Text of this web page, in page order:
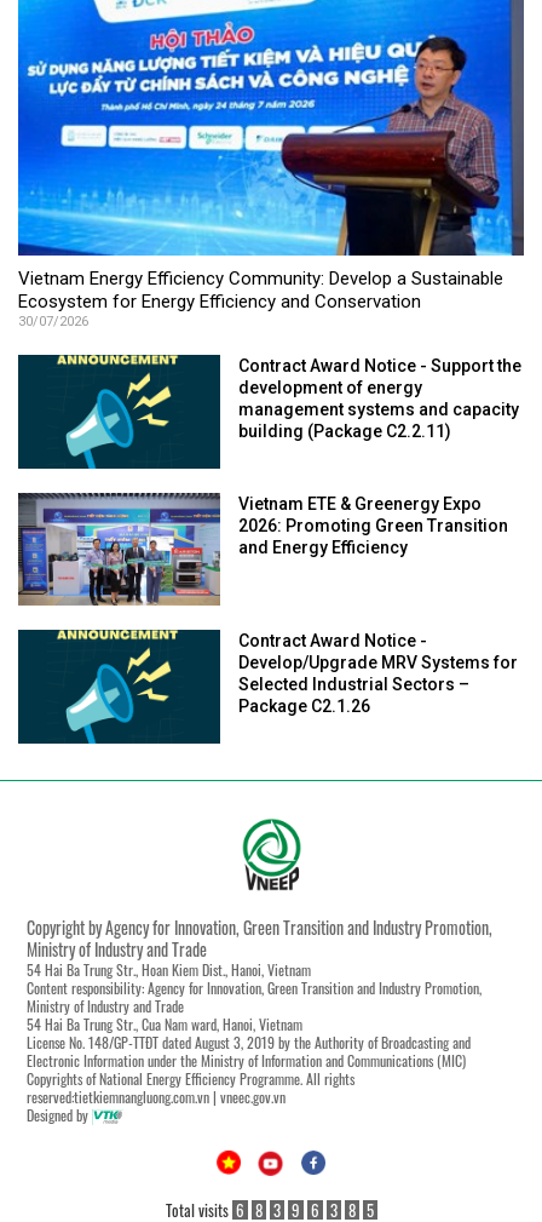
Vietnam Energy Efficiency Community: Develop a Sustainable
Ecosystem for Energy Efficiency and Conservation
30/07/2026
Contract Award Notice - Support the
development of energy
management systems and capacity
building (Package C2.2.11)
Vietnam ETE & Greenergy Expo
2026: Promoting Green Transition
and Energy Efficiency
Contract Award Notice -
Develop/Upgrade MRV Systems for
Selected Industrial Sectors –
Package C2.1.26
Copyright by Agency for Innovation, Green Transition and Industry Promotion,
Ministry of Industry and Trade
54 Hai Ba Trung Str., Hoan Kiem Dist., Hanoi, Vietnam
Content responsibility: Agency for Innovation, Green Transition and Industry Promotion,
Ministry of Industry and Trade
54 Hai Ba Trung Str., Cua Nam ward, Hanoi, Vietnam
License No. 148/GP-TTĐT dated August 3, 2019 by the Authority of Broadcasting and
Electronic Information under the Ministry of Information and Communications (MIC)
Copyrights of National Energy Efficiency Programme. All rights
reserved:tietkiemnangluong.com.vn | vneec.gov.vn
Designed by
Total visits 6 8 3 9 6 3 8 5